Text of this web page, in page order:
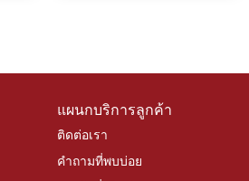
แผนกบริการลูกค้า
ติดต่อเรา
คำถามที่พบบ่อย